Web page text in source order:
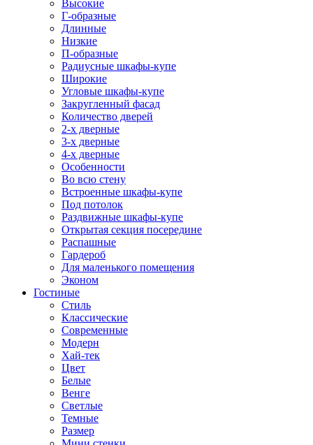
Высокие
Г-образные
Длинные
Низкие
П-образные
Радиусные шкафы-купе
Широкие
Угловые шкафы-купе
Закругленный фасад
Количество дверей
2-х дверные
3-х дверные
4-х дверные
Особенности
Во всю стену
Встроенные шкафы-купе
Под потолок
Раздвижные шкафы-купе
Открытая секция посередине
Распашные
Гардероб
Для маленького помещения
Эконом
Гостиные
Стиль
Классические
Современные
Модерн
Хай-тек
Цвет
Белые
Венге
Светлые
Темные
Размер